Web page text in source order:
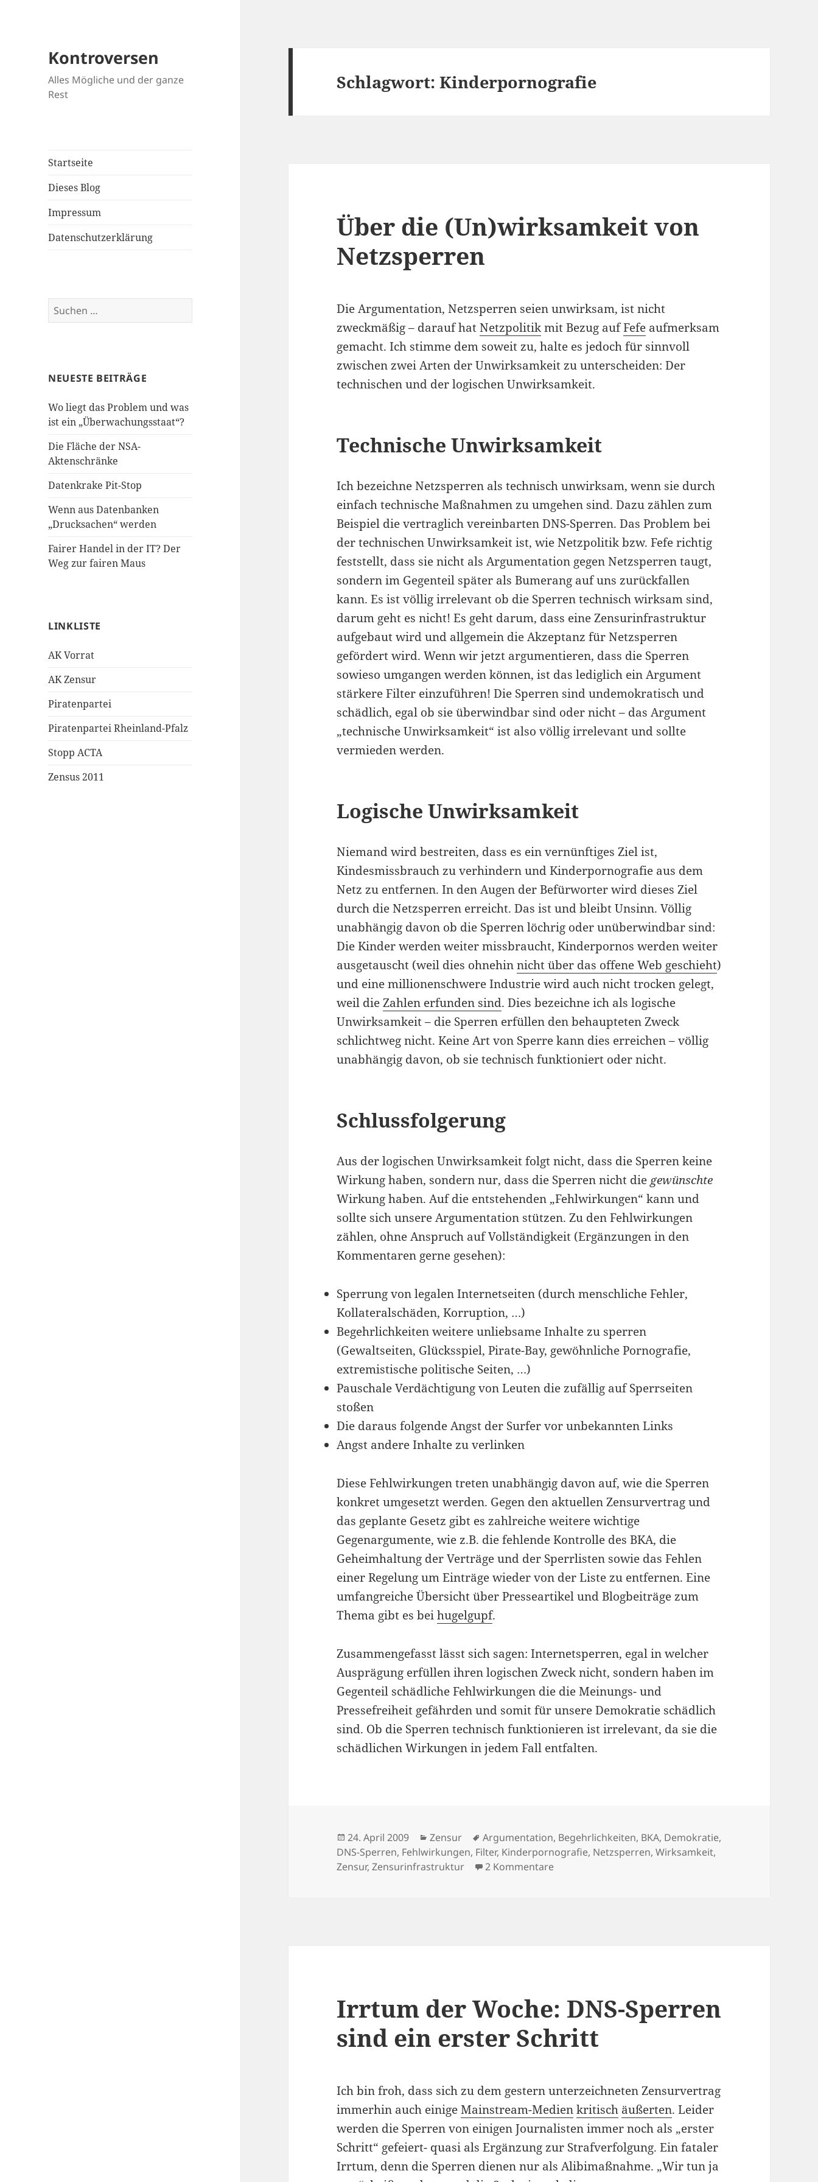
Kontroversen
Alles Mögliche und der ganze
Rest
Startseite
Dieses Blog
Impressum
Datenschutzerklärung
Suchen
nach:
NEUESTE BEITRÄGE
Wo liegt das Problem und was
ist ein „Überwachungsstaat“?
Die Fläche der NSA-
Aktenschränke
Datenkrake Pit-Stop
Wenn aus Datenbanken
„Drucksachen“ werden
Fairer Handel in der IT? Der
Weg zur fairen Maus
LINKLISTE
AK Vorrat
AK Zensur
Piratenpartei
Piratenpartei Rheinland-Pfalz
Stopp ACTA
Zensus 2011
Schlagwort:Kinderpornografie
Über die (Un)wirksamkeit von
Netzsperren
Die Argumentation, Netzsperren seien unwirksam, ist nicht
zweckmäßig – darauf hatNetzpolitikmit Bezug aufFefe aufmerksam
gemacht. Ich stimme dem soweit zu, halte es jedoch für sinnvoll
zwischen zwei Arten der Unwirksamkeit zu unterscheiden: Der
technischen und der logischen Unwirksamkeit.
Technische Unwirksamkeit
Ich bezeichne Netzsperren als technisch unwirksam, wenn sie durch
einfach technische Maßnahmen zu umgehen sind. Dazu zählen zum
Beispiel die vertraglich vereinbarten DNS-Sperren. Das Problem bei
der technischen Unwirksamkeit ist, wie Netzpolitik bzw. Fefe richtig
feststellt, dass sie nicht als Argumentation gegen Netzsperren taugt,
sondern im Gegenteil später als Bumerang auf uns zurückfallen
kann. Es ist völlig irrelevant ob die Sperren technisch wirksam sind,
darum geht es nicht! Es geht darum, dass eine Zensurinfrastruktur
aufgebaut wird und allgemein die Akzeptanz für Netzsperren
gefördert wird. Wenn wir jetzt argumentieren, dass die Sperren
sowieso umgangen werden können, ist das lediglich ein Argument
stärkere Filter einzuführen! Die Sperren sind undemokratisch und
schädlich, egal ob sie überwindbar sind oder nicht – das Argument
„technische Unwirksamkeit“ ist also völlig irrelevant und sollte
vermieden werden.
Logische Unwirksamkeit
Niemand wird bestreiten, dass es ein vernünftiges Ziel ist,
Kindesmissbrauch zu verhindern und Kinderpornografie aus dem
Netz zu entfernen. In den Augen der Befürworter wird dieses Ziel
durch die Netzsperren erreicht. Das ist und bleibt Unsinn. Völlig
unabhängig davon ob die Sperren löchrig oder unüberwindbar sind:
Die Kinder werden weiter missbraucht, Kinderpornos werden weiter
ausgetauscht (weil dies ohnehinnicht über das offene Web geschieht)
und eine millionenschwere Industrie wird auch nicht trocken gelegt,
weil dieZahlen erfunden sind. Dies bezeichne ich als logische
Unwirksamkeit – die Sperren erfüllen den behaupteten Zweck
schlichtweg nicht. Keine Art von Sperre kann dies erreichen – völlig
unabhängig davon, ob sie technisch funktioniert oder nicht.
Schlussfolgerung
Aus der logischen Unwirksamkeit folgt nicht, dass die Sperren keine
Wirkung haben, sondern nur, dass die Sperren nicht die gewünschte
Wirkung haben. Auf die entstehenden „Fehlwirkungen“ kann und
sollte sich unsere Argumentation stützen. Zu den Fehlwirkungen
zählen, ohne Anspruch auf Vollständigkeit (Ergänzungen in den
Kommentaren gerne gesehen):
Sperrung von legalen Internetseiten (durch menschliche Fehler,
Kollateralschäden, Korruption, …)
Begehrlichkeiten weitere unliebsame Inhalte zu sperren
(Gewaltseiten, Glücksspiel, Pirate-Bay, gewöhnliche Pornografie,
extremistische politische Seiten, …)
Pauschale Verdächtigung von Leuten die zufällig auf Sperrseiten
stoßen
Die daraus folgende Angst der Surfer vor unbekannten Links
Angst andere Inhalte zu verlinken
Diese Fehlwirkungen treten unabhängig davon auf, wie die Sperren
konkret umgesetzt werden. Gegen den aktuellen Zensurvertrag und
das geplante Gesetz gibt es zahlreiche weitere wichtige
Gegenargumente, wie z.B. die fehlende Kontrolle des BKA, die
Geheimhaltung der Verträge und der Sperrlisten sowie das Fehlen
einer Regelung um Einträge wieder von der Liste zu entfernen. Eine
umfangreiche Übersicht über Presseartikel und Blogbeiträge zum
Thema gibt es beihugelgupf.
Zusammengefasst lässt sich sagen: Internetsperren, egal in welcher
Ausprägung erfüllen ihren logischen Zweck nicht, sondern haben im
Gegenteil schädliche Fehlwirkungen die die Meinungs- und
Pressefreiheit gefährden und somit für unsere Demokratie schädlich
sind. Ob die Sperren technisch funktionieren ist irrelevant, da sie die
schädlichen Wirkungen in jedem Fall entfalten.
Veröffentlicht
am
24. April 2009 Kategorien
Zensur Schlagwörter
Argumentation, Begehrlichkeiten, BKA, Demokratie,
DNS-Sperren, Fehlwirkungen, Filter, Kinderpornografie, Netzsperren,Wirksamkeit,
Zensur,Zensurinfrastruktur 2 Kommentarezu Über die (Un)wirksamkeit von Netzsperren
Irrtum der Woche: DNS-Sperren
sind ein erster Schritt
Ich bin froh, dass sich zu dem gestern unterzeichneten Zensurvertrag
immerhin auch einigeMainstream-Medien kritisch äußerten. Leider
werden die Sperren von einigen Journalisten immer noch als „erster
Schritt“ gefeiert- quasi als Ergänzung zur Strafverfolgung. Ein fataler
Irrtum, denn die Sperren dienen nur als Alibimaßnahme. „Wir tun ja